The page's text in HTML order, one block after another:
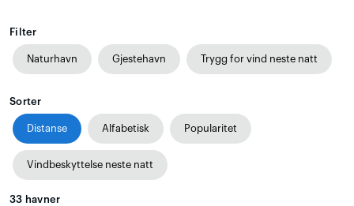
Filter
Naturhavn Gjestehavn Trygg for vind neste natt
Sorter
Distanse Alfabetisk Popularitet
Vindbeskyttelse neste natt
33 havner